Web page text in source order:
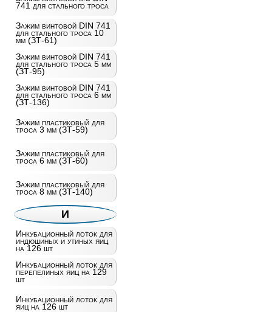
741 для стального троса
Зажим винтовой DIN 741
для стального троса 10
мм (ЗТ-61)
Зажим винтовой DIN 741
для стального троса 5 мм
(ЗТ-95)
Зажим винтовой DIN 741
для стального троса 6 мм
(ЗТ-136)
Зажим пластиковый для
троса 3 мм (ЗТ-59)
Зажим пластиковый для
троса 6 мм (ЗТ-60)
Зажим пластиковый для
троса 8 мм (ЗТ-140)
И
Инкубационный лоток для
индюшиных и утиных яиц
на 126 шт
Инкубационный лоток для
перепелиных яиц на 129
шт
Инкубационный лоток для
яиц на 126 шт